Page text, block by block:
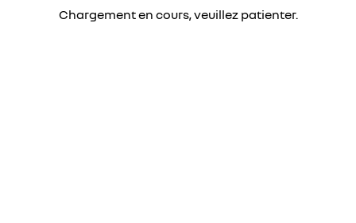
Chargement en cours, veuillez patienter.